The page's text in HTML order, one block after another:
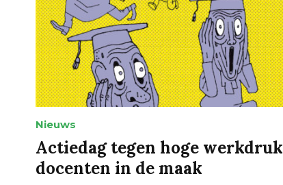
Nieuws
Actiedag tegen hoge werkdruk
docenten in de maak